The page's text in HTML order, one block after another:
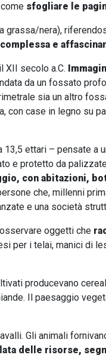
sfogliare le
grassa/nera),
e
XII secolo a.C.
da un fossato
sia un altro
con case in legno su
13,5 ettari – pensate a
e protetto da
con abitazioni,
che, millenni
e una società
oggetti che
per i telai, manici di
producevano
Il paesaggio
Gli animali
delle risorse,